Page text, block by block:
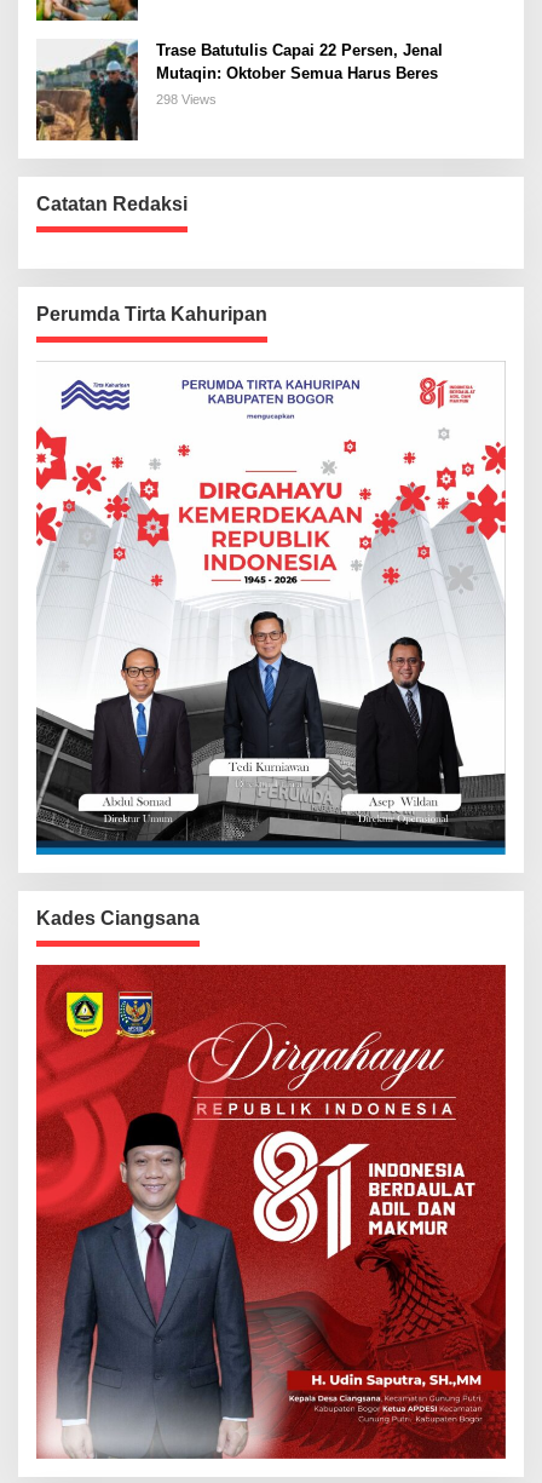
Trase Batutulis Capai 22 Persen, Jenal
Mutaqin: Oktober Semua Harus Beres
298 Views
Catatan Redaksi
Perumda Tirta Kahuripan
Kades Ciangsana